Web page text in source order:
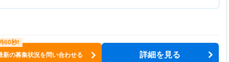
新の募集状況を問い合わせる 詳細を見る